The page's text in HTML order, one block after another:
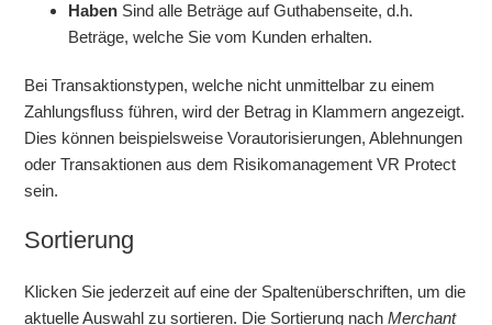
Haben Sind alle Beträge auf Guthabenseite, d.h.
Beträge, welche Sie vom Kunden erhalten.
Bei Transaktionstypen, welche nicht unmittelbar zu einem
Zahlungsfluss führen, wird der Betrag in Klammern angezeigt.
Dies können beispielsweise Vorautorisierungen, Ablehnungen
oder Transaktionen aus dem Risikomanagement VR Protect
sein.
Sortierung
Klicken Sie jederzeit auf eine der Spaltenüberschriften, um die
aktuelle Auswahl zu sortieren. Die Sortierung nachMerchant